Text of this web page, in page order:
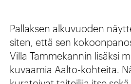
Pallaksen alkuvuoden
siten, että sen
Villa Tammekannin lisäksi
kuvaamia Aalto-kohteita.